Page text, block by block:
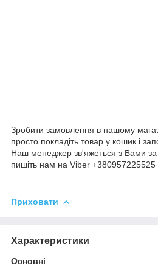
Зробити замовлення в нашому
просто покладіть товар у кошик і
Наш менеджер зв'яжеться з Вами
пишіть нам на Viber
Приховати
Характеристики
Основні